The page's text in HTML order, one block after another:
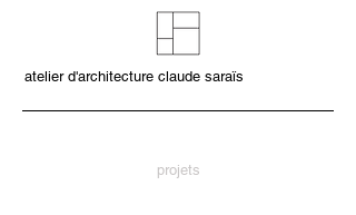
atelier d'architecture claude saraïs
projets